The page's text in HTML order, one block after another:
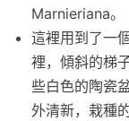
Marnieriana。
這裡用到了一
裡，傾斜的梯
些白色的陶瓷
外清新，栽種